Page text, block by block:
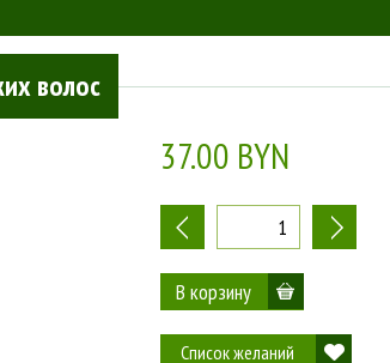
волос
волос
37.00 BYN
- +
Список желаний